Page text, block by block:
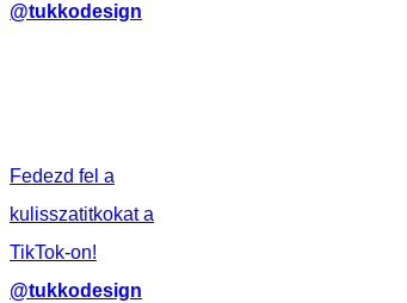
@tukkodesign
Fedezd fel a
kulisszatitkokat a
TikTok-on!
@tukkodesign